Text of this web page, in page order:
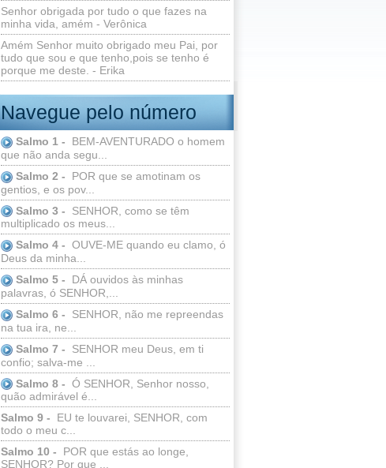
Senhor obrigada por tudo o que fazes na
minha vida, amém - Verônica
Amém Senhor muito obrigado meu Pai, por
tudo que sou e que tenho,pois se tenho é
porque me deste. - Erika
Navegue pelo número
Salmo 1 -
BEM-AVENTURADO o homem
que não anda segu...
Salmo 2 -
POR que se amotinam os
gentios, e os pov...
Salmo 3 -
SENHOR, como se têm
multiplicado os meus...
Salmo 4 - OUVE-ME quando eu clamo, ó
Deus da minha...
Salmo 5 -
DÁ ouvidos às minhas
palavras, ó SENHOR,...
Salmo 6 -
SENHOR, não me repreendas
na tua ira, ne...
Salmo 7 -
SENHOR meu Deus, em ti
confio; salva-me ...
Salmo 8 - Ó SENHOR, Senhor nosso,
quão admirável é...
Salmo 9 -
EU te louvarei, SENHOR, com
todo o meu c...
Salmo 10 -
POR que estás ao longe,
SENHOR? Por que ...